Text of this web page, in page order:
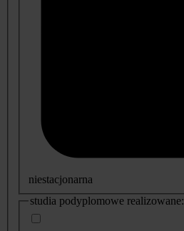
niestacjonarna
studia podyplomowe realizowane: